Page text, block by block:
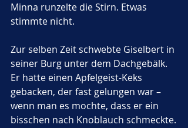
Minna runzelte die Stirn. Etwas
stimmte nicht.
Zur selben Zeit schwebte Giselbert in
seiner Burg unter dem Dachgebälk.
Er hatte einen Apfelgeist-Keks
gebacken, der fast gelungen war –
wenn man es mochte, dass er ein
bisschen nach Knoblauch schmeckte.